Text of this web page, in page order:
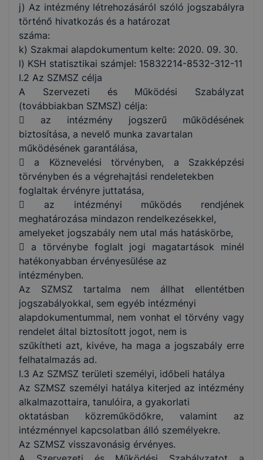
j) Az intézmény létrehozásáról szóló jogszabályra
történő hivatkozás és a határozat
száma:
k) Szakmai alapdokumentum kelte: 2020. 09. 30.
l) KSH statisztikai számjel: 15832214-8532-312-11
I.2 Az SZMSZ célja
A Szervezeti és Működési Szabályzat
(továbbiakban SZMSZ) célja:
 az intézmény jogszerű működésének
biztosítása, a nevelő munka zavartalan
működésének garantálása,
 a Köznevelési törvényben, a Szakképzési
törvényben és a végrehajtási rendeletekben
foglaltak érvényre juttatása,
 az intézményi működés rendjének
meghatározása mindazon rendelkezésekkel,
amelyeket jogszabály nem utal más hatáskörbe,
 a törvénybe foglalt jogi magatartások minél
hatékonyabban érvényesülése az
intézményben.
Az SZMSZ tartalma nem állhat ellentétben
jogszabályokkal, sem egyéb intézményi
alapdokumentummal, nem vonhat el törvény vagy
rendelet által biztosított jogot, nem is
szűkítheti azt, kivéve, ha maga a jogszabály erre
felhatalmazás ad.
I.3 Az SZMSZ területi személyi, időbeli hatálya
Az SZMSZ személyi hatálya kiterjed az intézmény
alkalmazottaira, tanulóira, a gyakorlati
oktatásban közreműködőkre, valamint az
intézménnyel kapcsolatban álló személyekre.
Az SZMSZ visszavonásig érvényes.